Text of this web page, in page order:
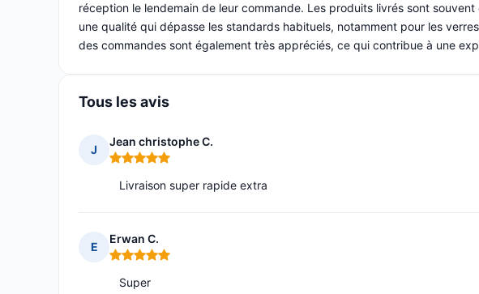
réception le lendemain de leur commande. Les produits livrés sont
une qualité qui dépasse les standards habituels, notamment pour les
des commandes sont également très appréciés, ce qui contribue à une
Tous les avis
J
Jean christophe C.
Note : 5 sur 5
Livraison super rapide extra
E
Erwan C.
Note : 5 sur 5
Super